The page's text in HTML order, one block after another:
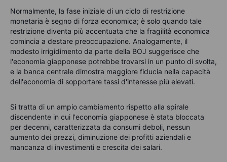
Normalmente, la fase iniziale di un ciclo di restrizione
monetaria è segno di forza economica; è solo quando tale
restrizione diventa più accentuata che la fragilità economica
comincia a destare preoccupazione. Analogamente, il
modesto irrigidimento da parte della BOJ suggerisce che
l'economia giapponese potrebbe trovarsi in un punto di svolta,
e la banca centrale dimostra maggiore fiducia nella capacità
dell'economia di sopportare tassi d'interesse più elevati.
Si tratta di un ampio cambiamento rispetto alla spirale
discendente in cui l'economia giapponese è stata bloccata
per decenni, caratterizzata da consumi deboli, nessun
aumento dei prezzi, diminuzione dei profitti aziendali e
mancanza di investimenti e crescita dei salari.